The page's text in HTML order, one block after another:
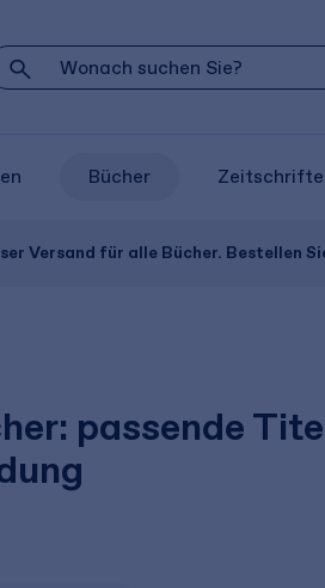
Bücher
Versand für alle Bücher. Bestellen
passende